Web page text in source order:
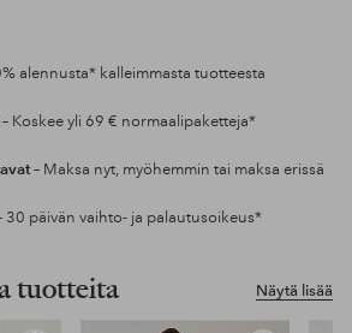
alennusta* kalleimmasta tuotteesta
– Koskee yli 69 € normaalipaketteja*
– Maksa nyt, myöhemmin tai maksa erissä
30 päivän vaihto- ja palautusoikeus*
Näytä lisää
tuotteita